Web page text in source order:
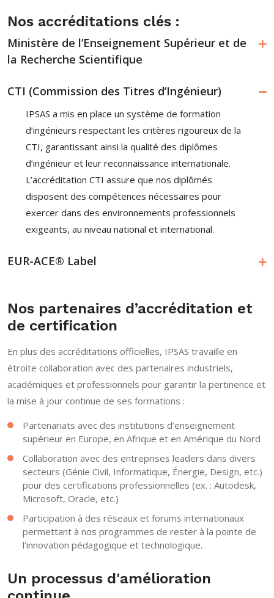
Nos accréditations clés :
Ministère de l’Enseignement Supérieur et de
la Recherche Scientifique
CTI (Commission des Titres d’Ingénieur)
IPSAS a mis en place un système de formation
d’ingénieurs respectant les critères rigoureux de la
CTI, garantissant ainsi la qualité des diplômes
d’ingénieur et leur reconnaissance internationale.
L’accréditation CTI assure que nos diplômés
disposent des compétences nécessaires pour
exercer dans des environnements professionnels
exigeants, au niveau national et international.
EUR-ACE® Label
Nos partenaires d’accréditation et
de certification
En plus des accréditations officielles, IPSAS travaille en
étroite collaboration avec des partenaires industriels,
académiques et professionnels pour garantir la pertinence et
la mise à jour continue de ses formations :
Partenariats avec des institutions d’enseignement
supérieur en Europe, en Afrique et en Amérique du Nord
Collaboration avec des entreprises leaders dans divers
secteurs (Génie Civil, Informatique, Énergie, Design, etc.)
pour des certifications professionnelles (ex. : Autodesk,
Microsoft, Oracle, etc.)
Participation à des réseaux et forums internationaux
permettant à nos programmes de rester à la pointe de
l'innovation pédagogique et technologique.
Un processus d'amélioration